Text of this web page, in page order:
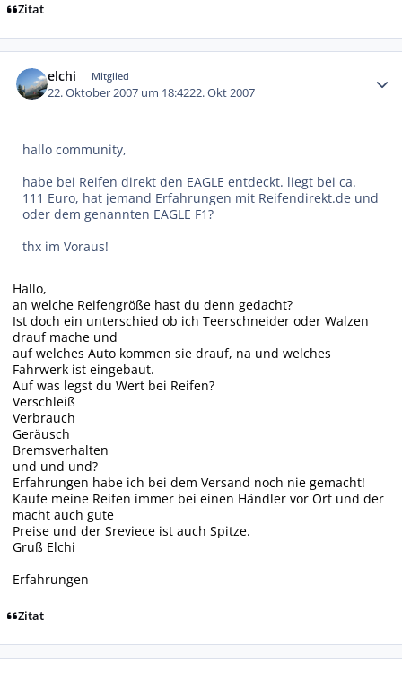
Zitat
elchi Mitglied
22. Oktober 2007 um 18:4222. Okt 2007
hallo community,
habe bei Reifen direkt den EAGLE entdeckt. liegt bei ca.
111 Euro, hat jemand Erfahrungen mit Reifendirekt.de und
oder dem genannten EAGLE F1?
thx im Voraus!
Hallo,
an welche Reifengröße hast du denn gedacht?
Ist doch ein unterschied ob ich Teerschneider oder Walzen
drauf mache und
auf welches Auto kommen sie drauf, na und welches
Fahrwerk ist eingebaut.
Auf was legst du Wert bei Reifen?
Verschleiß
Verbrauch
Geräusch
Bremsverhalten
und und und?
Erfahrungen habe ich bei dem Versand noch nie gemacht!
Kaufe meine Reifen immer bei einen Händler vor Ort und der
macht auch gute
Preise und der Sreviece ist auch Spitze.
Gruß Elchi
Erfahrungen
Zitat